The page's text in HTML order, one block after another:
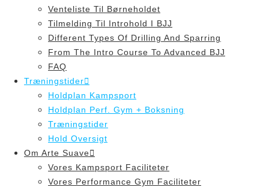
Venteliste Til Børneholdet
Tilmelding Til Introhold I BJJ
Different Types Of Drilling And Sparring
From The Intro Course To Advanced BJJ
FAQ
Træningstider
Holdplan Kampsport
Holdplan Perf. Gym + Boksning
Træningstider
Hold Oversigt
Om Arte Suave
Vores Kampsport Faciliteter
Vores Performance Gym Faciliteter